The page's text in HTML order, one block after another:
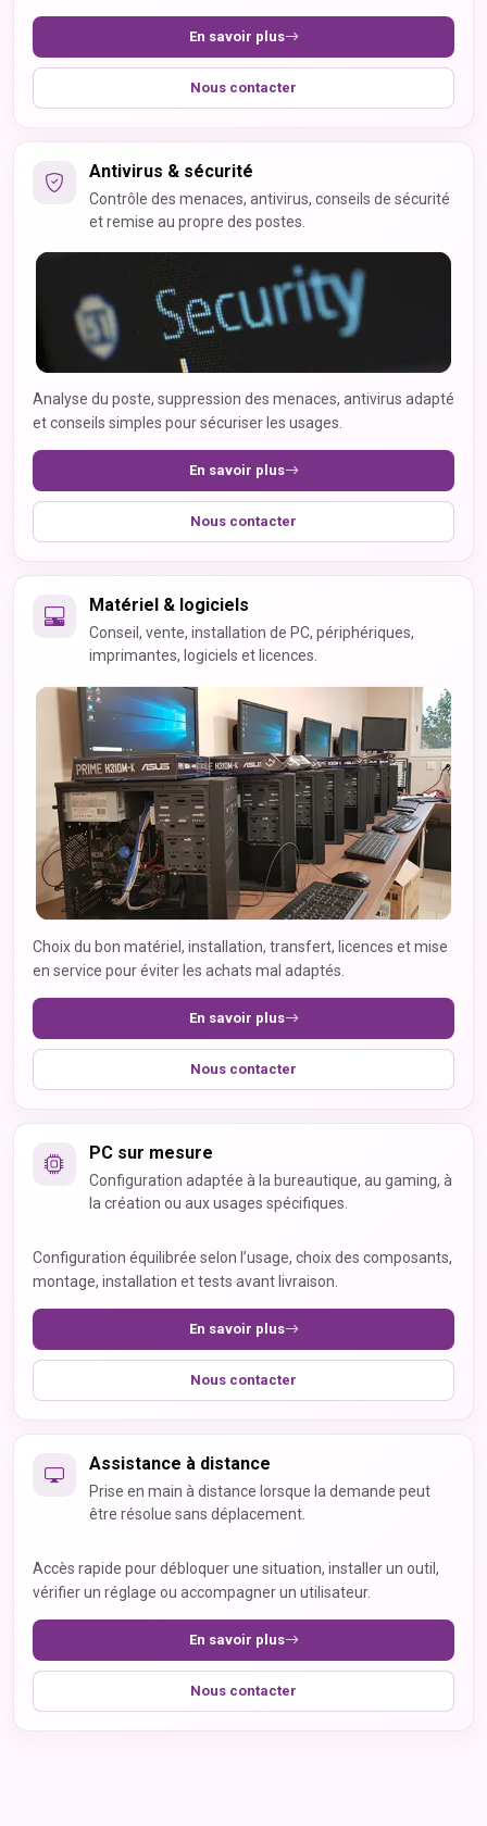
En savoir plus
Nous contacter
Antivirus & sécurité
Contrôle des menaces, antivirus, conseils de sécurité
et remise au propre des postes.
Analyse du poste, suppression des menaces, antivirus adapté
et conseils simples pour sécuriser les usages.
En savoir plus
Nous contacter
Matériel & logiciels
Conseil, vente, installation de PC, périphériques,
imprimantes, logiciels et licences.
Choix du bon matériel, installation, transfert, licences et mise
en service pour éviter les achats mal adaptés.
En savoir plus
Nous contacter
PC sur mesure
Configuration adaptée à la bureautique, au gaming, à
la création ou aux usages spécifiques.
Configuration équilibrée selon l’usage, choix des composants,
montage, installation et tests avant livraison.
En savoir plus
Nous contacter
Assistance à distance
Prise en main à distance lorsque la demande peut
être résolue sans déplacement.
Accès rapide pour débloquer une situation, installer un outil,
vérifier un réglage ou accompagner un utilisateur.
En savoir plus
Nous contacter